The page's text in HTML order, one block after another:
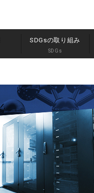
SDGsの取り組み
SDGs